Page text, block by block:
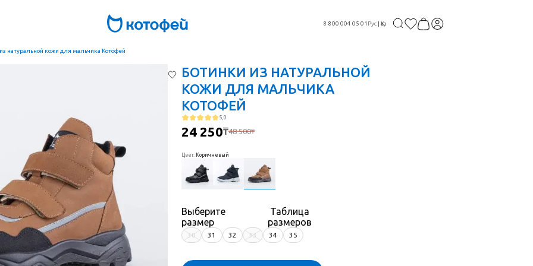
8 800 004 05 01 Рус| Қаз
натуральной кожи для мальчика Котофей
БОТИНКИ ИЗ НАТУРАЛЬНОЙ
КОЖИ ДЛЯ МАЛЬЧИКА
КОТОФЕЙ
5,0
24 250₸48 500₸
Цвет: Коричневый
Выберите
размер
Таблица
размеров
30 31 32 33 34 35